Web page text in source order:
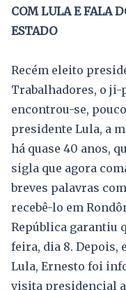
COM LULA E FALA
ESTADO
Recém eleito
Trabalhadores, o ji-
encontrou-se,
presidente Lula, a
há quase 40 anos,
sigla que agora
breves palavras
recebê-lo em
República garantiu
feira, dia 8. Depois,
Lula, Ernesto foi
visita presidencial